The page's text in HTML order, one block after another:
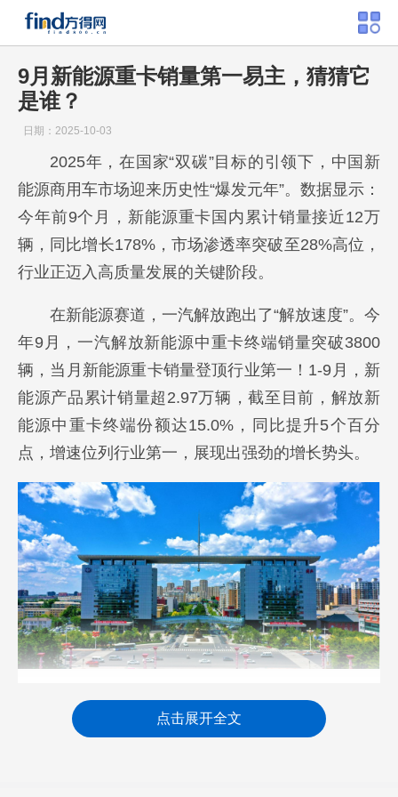
9月新能源重卡销量第一易主，猜猜它
是谁？
日期：2025-10-03
2025年，在国家“双碳”目标的引领下，中国新
能源商用车市场迎来历史性“爆发元年”。数据显示：
今年前9个月，新能源重卡国内累计销量接近12万
辆，同比增长178%，市场渗透率突破至28%高位，
行业正迈入高质量发展的关键阶段。
在新能源赛道，一汽解放跑出了“解放速度”。今
年9月，一汽解放新能源中重卡终端销量突破3800
辆，当月新能源重卡销量登顶行业第一！1-9月，新
能源产品累计销量超2.97万辆，截至目前，解放新
能源中重卡终端份额达15.0%，同比提升5个百分
点，增速位列行业第一，展现出强劲的增长势头。
今年正值一汽解放“15333”新能源（解放蓝途）
战略发布四周年，回望一汽解放，从战略启航到全
点击展开全文